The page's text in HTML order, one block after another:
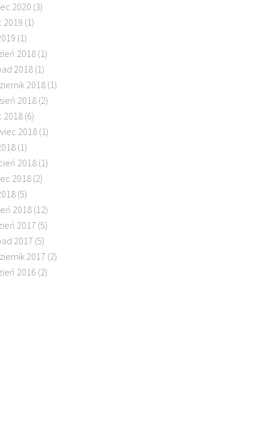
2020 (3)
2019 (1)
(1)
2018(1)
2018(1)
2018 (1)
2018(2)
2018 (6)
2018 (1)
(1)
2018(1)
2018 (2)
(5)
2018(12)
2017 (5)
2017 (5)
2017 (2)
2016 (2)